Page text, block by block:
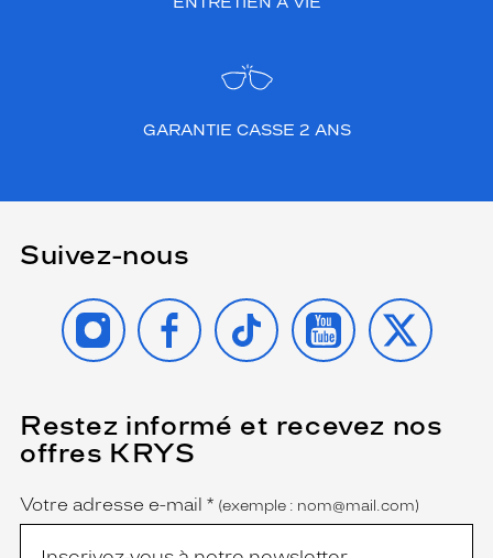
GARANTIE CASSE 2 ANS
Suivez-nous
INSTAGRAMFACEBOOK
TIKTOK YOUTUBE
X
Restez informé et recevez nos
offres KRYS
Name
Votre adresse e-mail *
(Ce
champ
est
obligatoire)
(exemple : nom@mail.com)